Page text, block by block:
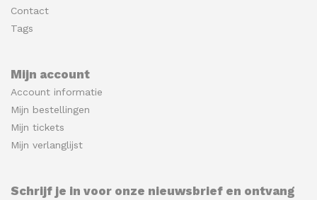
Contact
Tags
Mijn account
Account informatie
Mijn bestellingen
Mijn tickets
Mijn verlanglijst
Schrijf je in voor onze nieuwsbrief en ontvang